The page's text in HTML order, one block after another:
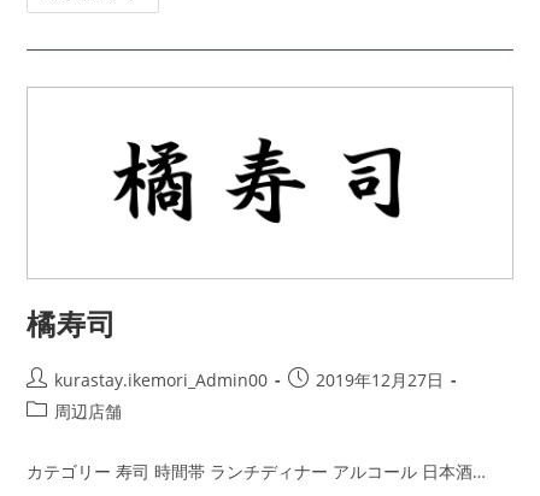
橘寿司
kurastay.ikemori_Admin00
2019年12月27日
周辺店舗
カテゴリー 寿司 時間帯 ランチディナー アルコール 日本酒…